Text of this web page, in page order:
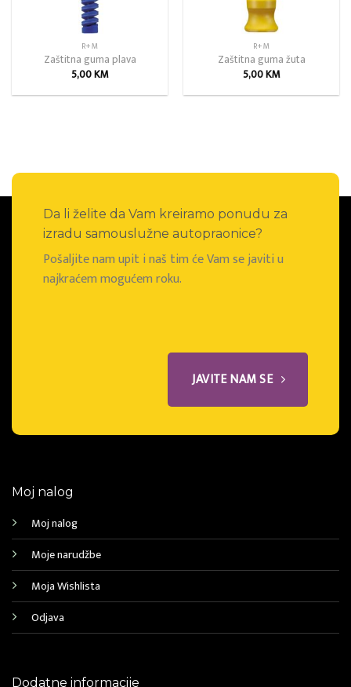
R+M
Zaštitna guma plava
5,00KM
R+M
Zaštitna guma žuta
5,00KM
Da li želite da Vam kreiramo ponudu za
izradu samouslužne autopraonice?
Pošaljite nam upit i naš tim će Vam se javiti u
najkraćem mogućem roku.
JAVITE NAM SE
Moj nalog
Moj nalog
Moje narudžbe
Moja Wishlista
Odjava
Dodatne informacije